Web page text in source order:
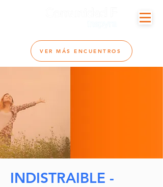
VER MÁS ENCUENTROS
INDISTRAIBLE -